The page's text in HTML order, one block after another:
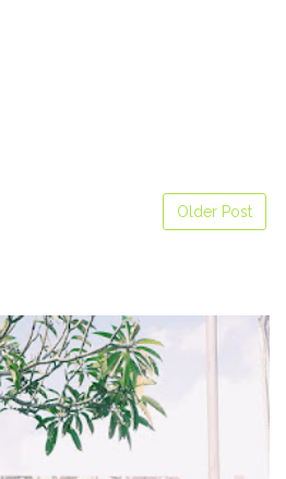
Older Post